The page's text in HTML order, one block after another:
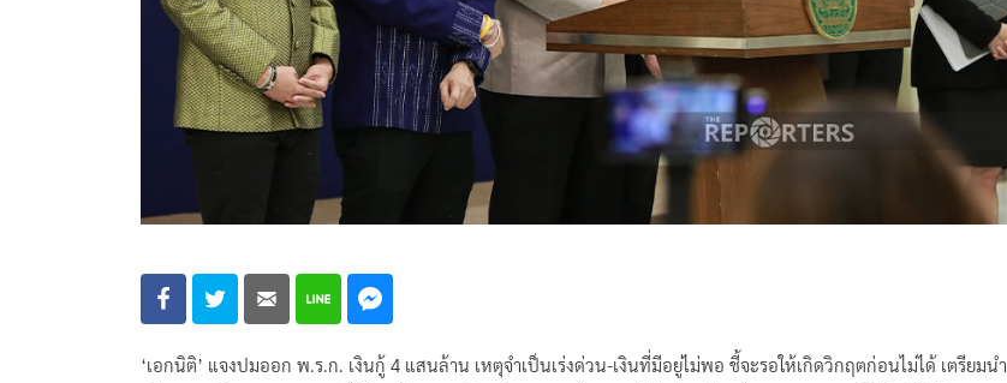
‘เอกนิติ’ แจงปมออก พ.ร.ก. เงินกู้ 4 แสนล้าน เหตุจำเป็นเร่งด่วน-เงินที่มีอยู่ไม่พอ ชี้จะรอให้เกิดวิกฤตก่อนไม่ได้ เตรียมนำ